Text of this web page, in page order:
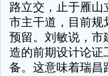
路立交，止于雁山
市主干道，目前规
预留。刘敏说，市
造的前期设计论证
备。这意味着瑞昌